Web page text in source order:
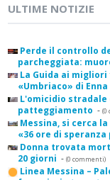
ULTIME NOTIZIE
Perde il controllo
parcheggiata:
La Guida ai migliori
«Umbriaco» di Enna
L'omicidio stradale
patteggiamento - (0
Messina, si cerca
«36 ore di
Donna trovata
20 giorni - (0 commenti)
Linea Messina –